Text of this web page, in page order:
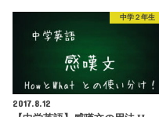
中学２年生
2017.8.12